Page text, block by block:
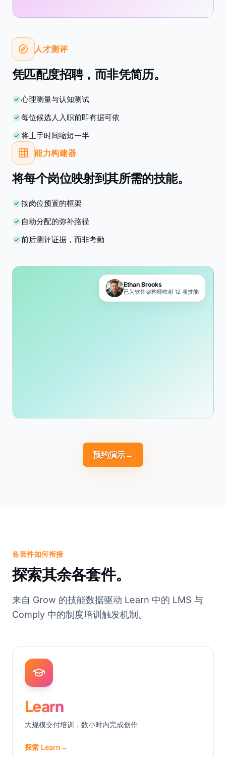
人才测评
凭匹配度招聘，而非凭简历。
心理测量与认知测试
每位候选人入职前即有据可依
将上手时间缩短一半
能力构建器
将每个岗位映射到其所需的技能。
按岗位预置的框架
自动分配的弥补路径
前后测评证据，而非考勤
Ethan Brooks
已为软件架构师映射 12 项技能
预约演示→
各套件如何衔接
探索其余各套件。
来自 Grow 的技能数据驱动 Learn 中的 LMS 与
Comply 中的制度培训触发机制。
Learn
大规模交付培训，数小时内完成创作
探索 Learn→